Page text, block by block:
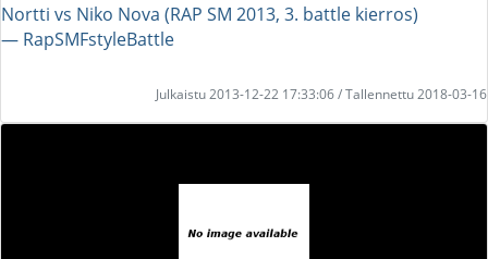
Nortti vs Niko Nova (RAP SM 2013, 3. battle kierros)
― RapSMFstyleBattle
Julkaistu 2013-12-22 17:33:06 / Tallennettu 2018-03-16